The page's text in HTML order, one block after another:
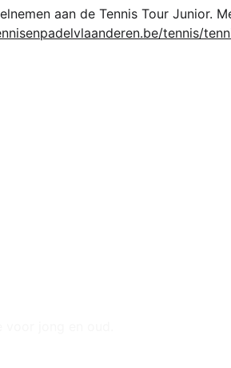
aan de Tennis Tour Junior.
tennis/